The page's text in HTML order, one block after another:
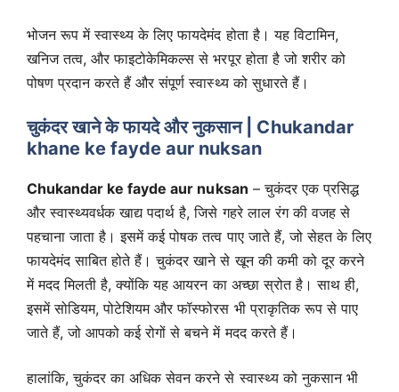
भोजन रूप में स्वास्थ्य के लिए फायदेमंद होता है। यह विटामिन,
खनिज तत्व, और फाइटोकेमिकल्स से भरपूर होता है जो शरीर को
पोषण प्रदान करते हैं और संपूर्ण स्वास्थ्य को सुधारते हैं।
चुकंदर खाने के फायदे और नुकसान | Chukandar
khane ke fayde aur nuksan
Chukandar ke fayde aur nuksan – चुकंदर एक प्रसिद्ध
और स्वास्थ्यवर्धक खाद्य पदार्थ है, जिसे गहरे लाल रंग की वजह से
पहचाना जाता है। इसमें कई पोषक तत्व पाए जाते हैं, जो सेहत के लिए
फायदेमंद साबित होते हैं। चुकंदर खाने से खून की कमी को दूर करने
में मदद मिलती है, क्योंकि यह आयरन का अच्छा स्रोत है। साथ ही,
इसमें सोडियम, पोटेशियम और फॉस्फोरस भी प्राकृतिक रूप से पाए
जाते हैं, जो आपको कई रोगों से बचने में मदद करते हैं।
हालांकि, चुकंदर का अधिक सेवन करने से स्वास्थ्य को नुकसान भी